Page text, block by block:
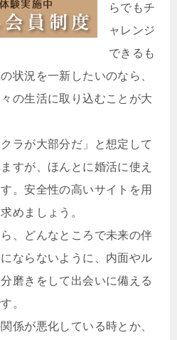
らでもチ
ャレンジ
できるも
状況を一新したいのなら、
の生活に取り込むことが大
ラが大部分だ」と想定して
すが、ほんとに婚活に使え
。安全性の高いサイトを用
めましょう。
、どんなところで未来の伴
ならないように、内面やル
磨きをして出会いに備える
。
係が悪化している時とか、